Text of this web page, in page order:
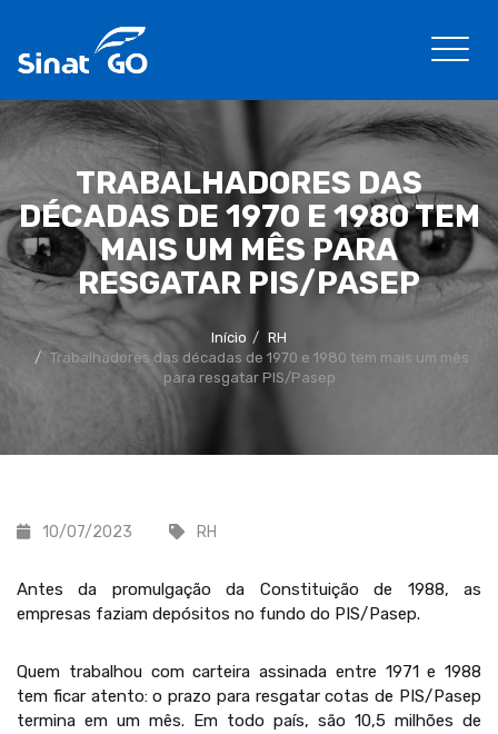
TRABALHADORES DAS
DÉCADAS DE 1970 E 1980 TEM
MAIS UM MÊS PARA
RESGATAR PIS/PASEP
Início
RH
Trabalhadores das décadas de 1970 e 1980 tem mais um mês
para resgatar PIS/Pasep
10/07/2023 RH
Antes da promulgação da Constituição de 1988, as
empresas faziam depósitos no fundo do PIS/Pasep.
Quem trabalhou com carteira assinada entre 1971 e 1988
tem ficar atento: o prazo para resgatar cotas de PIS/Pasep
termina em um mês. Em todo país, são 10,5 milhões de